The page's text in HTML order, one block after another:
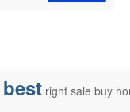
best right sale buy